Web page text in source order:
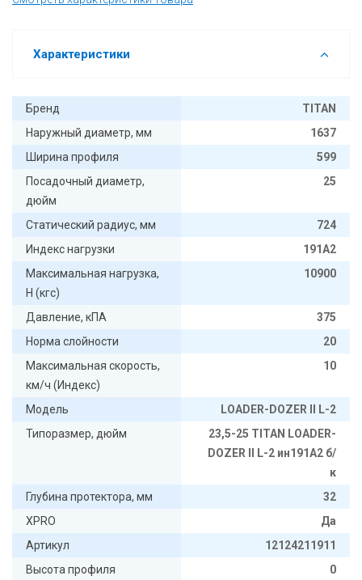
Характеристики
Бренд
TITAN
Наружный диаметр, мм
1637
Ширина профиля
599
Посадочный диаметр,
дюйм
25
Статический радиус, мм
724
Индекс нагрузки
191A2
Максимальная нагрузка,
Н (кгс)
10900
Давление, кПА
375
Норма слойности
20
Максимальная скорость,
км/ч (Индекс)
10
Модель
LOADER-DOZER II L-2
Типоразмер, дюйм
23,5-25 TITAN LOADER-
DOZER II L-2 ин191A2 б/
к
Глубина протектора, мм
32
XPRO
Да
Артикул
12124211911
Высота профиля
0